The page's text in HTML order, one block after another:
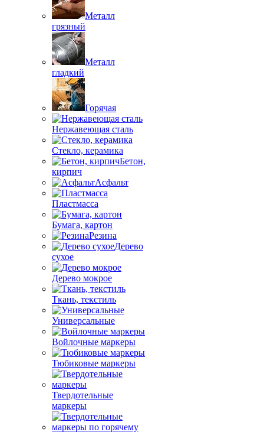
Металл
грязный
Металл
гладкий
Горячая
Нержавеющая сталь
Стекло, керамика
Бетон,
кирпич
Асфальт
Пластмасса
Бумага, картон
Резина
Дерево
сухое
Дерево мокрое
Ткань, текстиль
Универсальные
Войлочные маркеры
Тюбиковые маркеры
Твердотельные
маркеры